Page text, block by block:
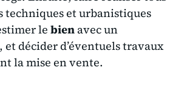
techniques et urbanistiques
le bien avec un
décider d’éventuels travaux
la mise en vente.